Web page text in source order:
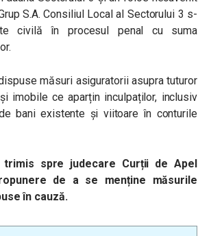
S.A.Consiliul Local al Sectorului 3 s-
civilă în procesul penal cu suma
măsuri asiguratorii asupra tuturor
imobile ce aparțin inculpaților, inclusiv
bani existente și viitoare în conturile
spre judecare Curții de Apel
de a se menține măsurile
în cauză.